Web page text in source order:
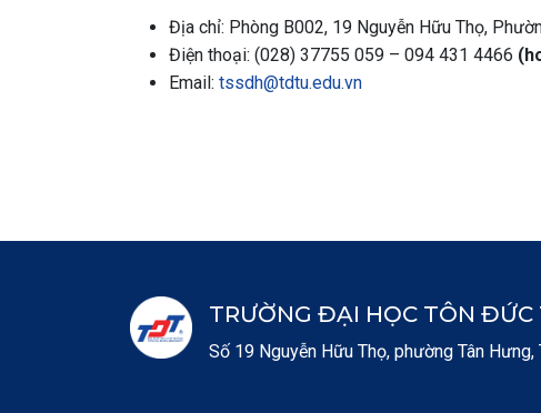
Địa chỉ: Phòng B002, 19 Nguyễn Hữu Thọ,
Điện thoại: (028) 37755 059 – 094 431 4466
Email: tssdh@tdtu.edu.vn
TRƯỜNG ĐẠI HỌC TÔN ĐỨC
Số 19 Nguyễn Hữu Thọ, phường Tân Hưng,